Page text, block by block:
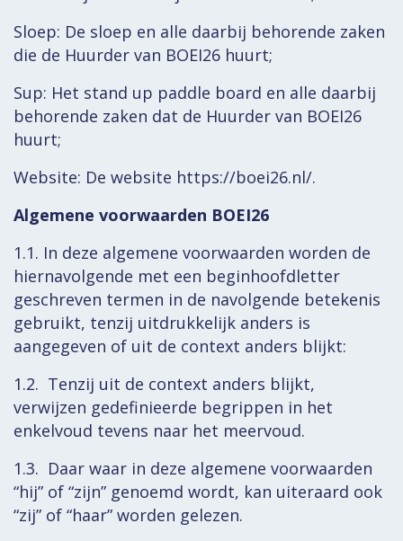
Sloep: De sloep en alle daarbij behorende zaken
die de Huurder van BOEI26 huurt;
Sup: Het stand up paddle board en alle daarbij
behorende zaken dat de Huurder van BOEI26
huurt;
Website: De website https://boei26.nl/.
Algemene voorwaarden BOEI26
1.1. In deze algemene voorwaarden worden de
hiernavolgende met een beginhoofdletter
geschreven termen in de navolgende betekenis
gebruikt, tenzij uitdrukkelijk anders is
aangegeven of uit de context anders blijkt:
1.2. Tenzij uit de context anders blijkt,
verwijzen gedefinieerde begrippen in het
enkelvoud tevens naar het meervoud.
1.3. Daar waar in deze algemene voorwaarden
“hij” of “zijn” genoemd wordt, kan uiteraard ook
“zij” of “haar” worden gelezen.